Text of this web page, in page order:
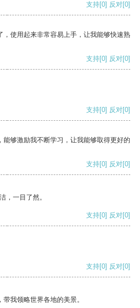
支持[0] 反对[0]
，使用起来非常容易上手，让我能够快速熟
支持[0] 反对[0]
支持[0] 反对[0]
能够激励我不断学习，让我能够取得更好的
支持[0] 反对[0]
，一目了然。
支持[0] 反对[0]
支持[0] 反对[0]
我领略世界各地的美景。